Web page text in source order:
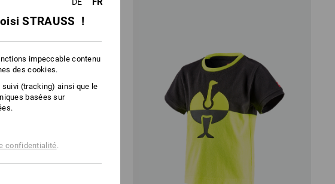
STRAUSS !
impeccable contenu
des cookies.
suivi (tracking) ainsi que le
basées sur
confidentialité.